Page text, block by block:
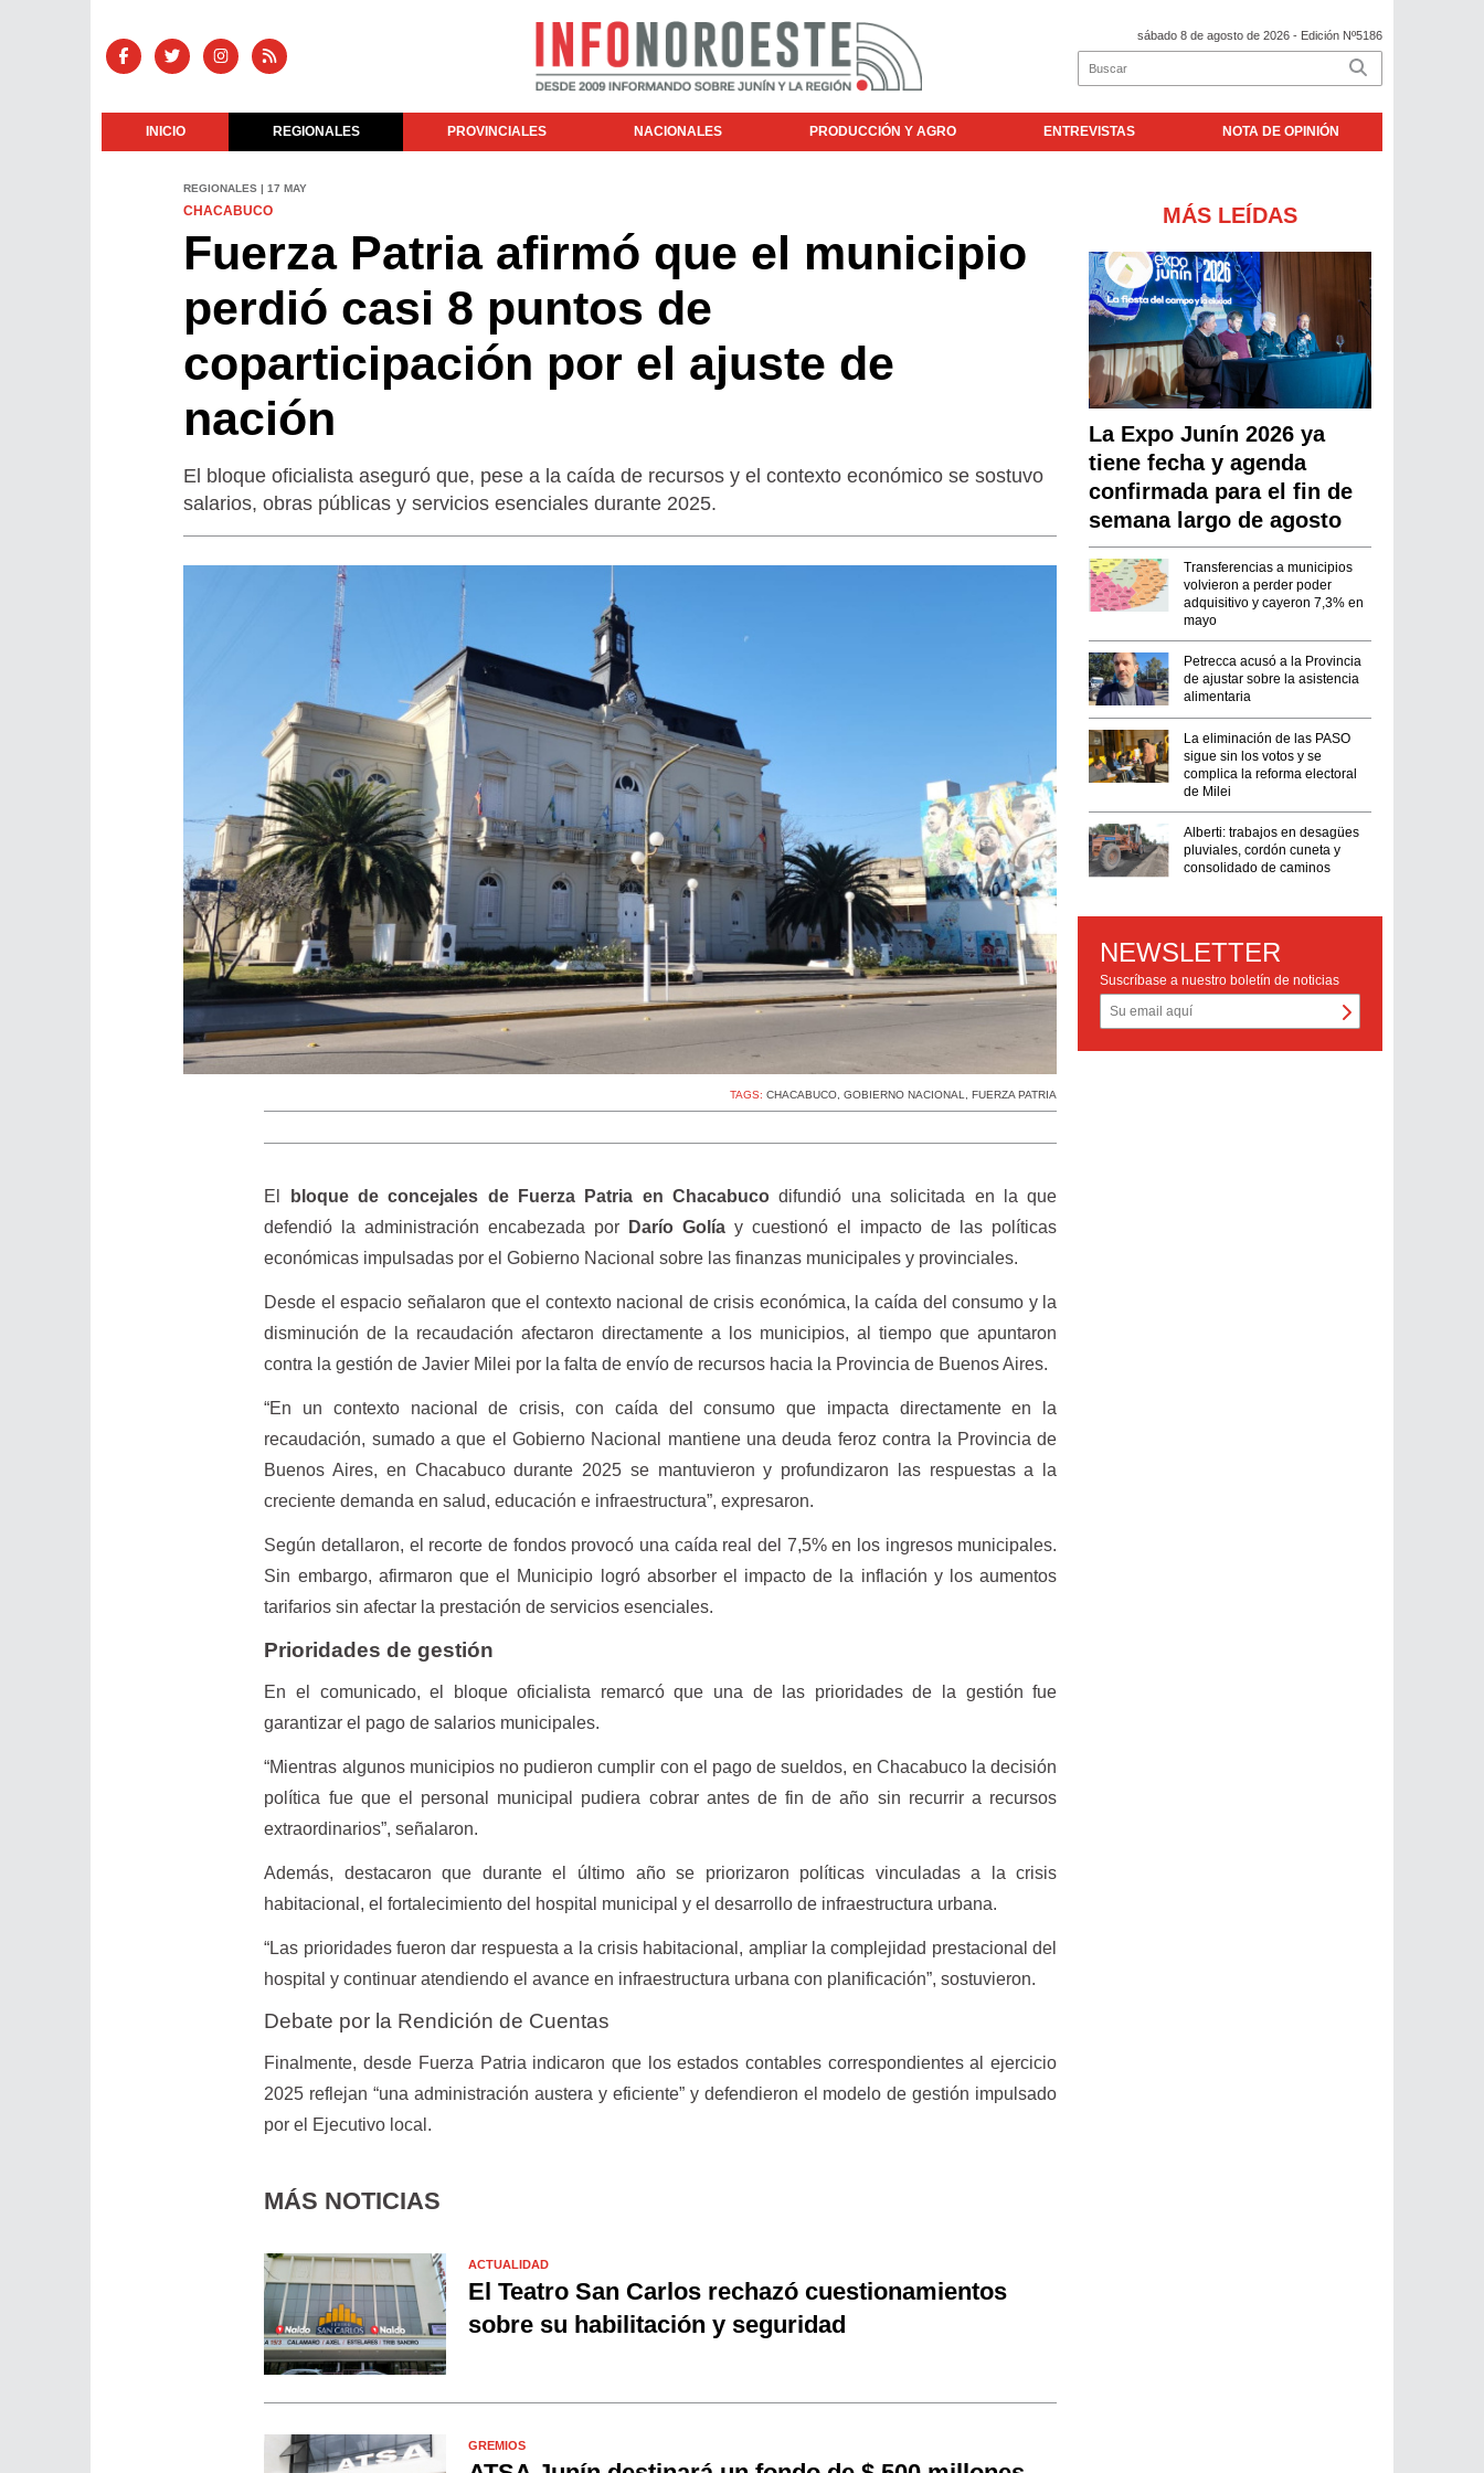
sábado 8 de agosto de 2026 - Edición Nº5186
INICIO REGIONALES PROVINCIALES NACIONALES PRODUCCIÓN Y AGRO ENTREVISTAS NOTA DE OPINIÓN
REGIONALES | 17 MAY
CHACABUCO
Fuerza Patria afirmó que el municipio
perdió casi 8 puntos de
coparticipación por el ajuste de
nación
El bloque oficialista aseguró que, pese a la caída de recursos y el contexto económico se sostuvo
salarios, obras públicas y servicios esenciales durante 2025.
TAGS:CHACABUCO ,GOBIERNO NACIONAL ,FUERZA PATRIA
El bloque de concejales de Fuerza Patria en Chacabuco difundió una solicitada en la que
defendió la administración encabezada por
Darío Golía y cuestionó el impacto de las políticas
económicas impulsadas por el Gobierno Nacional sobre las finanzas municipales y provinciales.
Desde el espacio señalaron que el contexto nacional de crisis económica, la caída del consumo y la
disminución de la recaudación afectaron directamente a los municipios, al tiempo que apuntaron
contra la gestión de Javier Milei por la falta de envío de recursos hacia la Provincia de Buenos Aires.
“En un contexto nacional de crisis, con caída del consumo que impacta directamente en la
recaudación, sumado a que el Gobierno Nacional mantiene una deuda feroz contra la Provincia de
Buenos Aires, en Chacabuco durante 2025 se mantuvieron y profundizaron las respuestas a la
creciente demanda en salud, educación e infraestructura”, expresaron.
Según detallaron, el recorte de fondos provocó una caída real del 7,5% en los ingresos municipales.
Sin embargo, afirmaron que el Municipio logró absorber el impacto de la inflación y los aumentos
tarifarios sin afectar la prestación de servicios esenciales.
Prioridades de gestión
En el comunicado, el bloque oficialista remarcó que una de las prioridades de la gestión fue
garantizar el pago de salarios municipales.
“Mientras algunos municipios no pudieron cumplir con el pago de sueldos, en Chacabuco la decisión
política fue que el personal municipal pudiera cobrar antes de fin de año sin recurrir a recursos
extraordinarios”, señalaron.
Además, destacaron que durante el último año se priorizaron políticas vinculadas a la crisis
habitacional, el fortalecimiento del hospital municipal y el desarrollo de infraestructura urbana.
“Las prioridades fueron dar respuesta a la crisis habitacional, ampliar la complejidad prestacional del
hospital y continuar atendiendo el avance en infraestructura urbana con planificación”, sostuvieron.
Debate por la Rendición de Cuentas
Finalmente, desde Fuerza Patria indicaron que los estados contables correspondientes al ejercicio
2025 reflejan “una administración austera y eficiente” y defendieron el modelo de gestión impulsado
por el Ejecutivo local.
MÁS NOTICIAS
ACTUALIDAD
El Teatro San Carlos rechazó cuestionamientos
sobre su habilitación y seguridad
GREMIOS
MÁS LEÍDAS
La Expo Junín 2026 ya
tiene fecha y agenda
confirmada para el fin de
semana largo de agosto
Transferencias a municipios
volvieron a perder poder
adquisitivo y cayeron 7,3% en
mayo
Petrecca acusó a la Provincia
de ajustar sobre la asistencia
alimentaria
La eliminación de las PASO
sigue sin los votos y se
complica la reforma electoral
de Milei
Alberti: trabajos en desagües
pluviales, cordón cuneta y
consolidado de caminos
NEWSLETTER
Suscríbase a nuestro boletín de noticias